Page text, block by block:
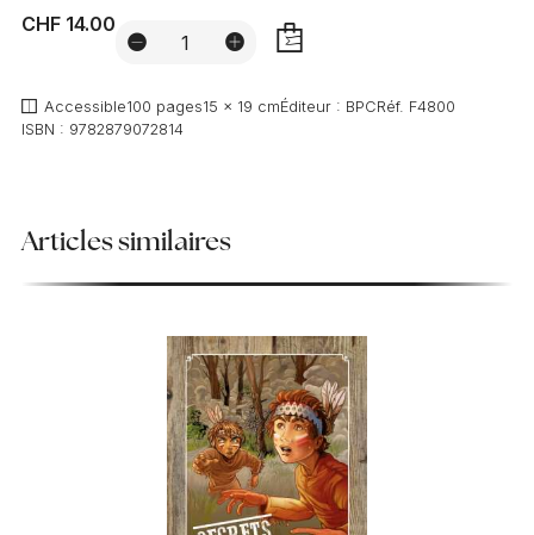
CHF 14.00
Accessible100 pages15 x 19 cmÉditeur : BPCRéf. F4800
ISBN : 9782879072814
Articles similaires